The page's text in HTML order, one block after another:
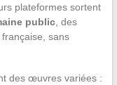
plateformes sortent
public, des
sans
des œuvres variées :